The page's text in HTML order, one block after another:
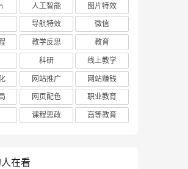
人工智能
图片特效
导航特效
微信
教学反思
教育
科研
线上教学
网站推广
网站赚钱
网页配色
职业教育
课程思政 高等教育
在看